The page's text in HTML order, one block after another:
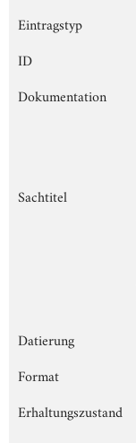
Eintragstyp
ID
Dokumentation
Sachtitel
Datierung
Format
Erhaltungszustand